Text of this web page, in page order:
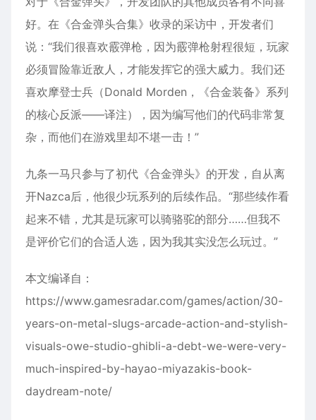
好。在《合金弹头合集》收录的采访中，开发者们
说：“我们很喜欢霰弹枪，因为霰弹枪射程很短，玩家
必须冒险靠近敌人，才能发挥它的强大威力。我们还
喜欢摩登士兵（Donald Morden，《合金装备》系列
的核心反派——译注），因为编写他们的代码非常复
杂，而他们在游戏里却不堪一击！”
九条一马只参与了初代《合金弹头》的开发，自从离
开Nazca后，他很少玩系列的后续作品。“那些续作看
起来不错，尤其是玩家可以骑骆驼的部分……但我不
是评价它们的合适人选，因为我其实没怎么玩过。”
本文编译自：
https://www.gamesradar.com/games/action/30-
years-on-metal-slugs-arcade-action-and-stylish-
visuals-owe-studio-ghibli-a-debt-we-were-very-
much-inspired-by-hayao-miyazakis-book-
daydream-note/